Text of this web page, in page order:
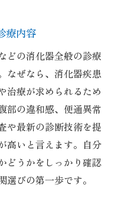
療内容
どの消化器全般の診療
なぜなら、消化器疾患
治療が求められるため
部の違和感、便通異常
や最新の診断技術を提
高いと言えます。自分
どうかをしっかり確認
びの第一歩です。